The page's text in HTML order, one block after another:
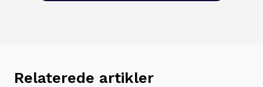
Relaterede artikler